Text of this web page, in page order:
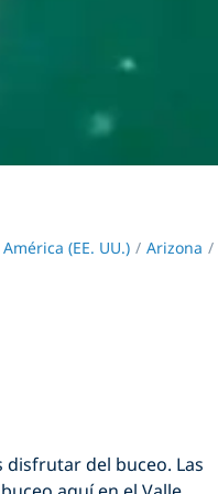
(EE. UU.) Arizona
disfrutar del buceo. Las